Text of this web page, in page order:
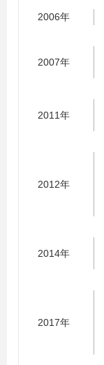
2006年
2007年
2011年
2012年
2014年
2017年